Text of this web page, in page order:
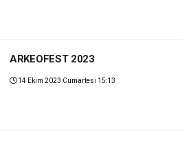
ARKEOFEST 2023
14 Ekim 2023 Cumartesi 15:13